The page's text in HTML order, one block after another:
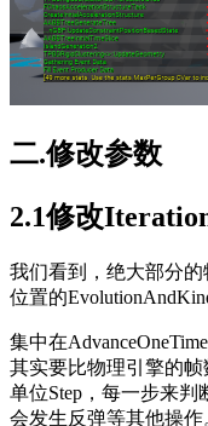
二.修改参数
2.1修改
我们看到，绝大部分
位置的
集中在
其实要比物理引擎的
单位Step，每一步来判
会发生反弹等其他操作